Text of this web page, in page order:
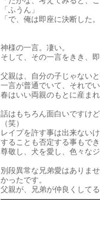
「ふうん」
「で、俺は即座に決断した
神様の一言。凄い。
そして、その一言をきき、
父親は、自分の子じゃない
一言が普通でいて、それで
春はいい両親のもとに産ま
話はもちろん面白いですけ
（笑）
レイプを許す事は出来ない
することも否定する事もで
尊敬し、犬を愛し、色々な
別段異常な兄弟愛はありま
かったです。
父親が、兄弟が仲良くして